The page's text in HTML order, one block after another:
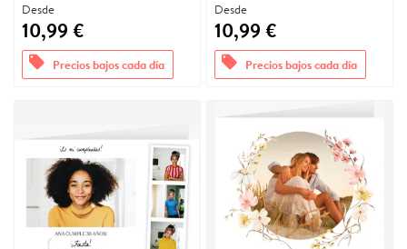
Desde
10,99 €
offers Precios bajos cada día
Desde
10,99 €
offers Precios bajos cada día